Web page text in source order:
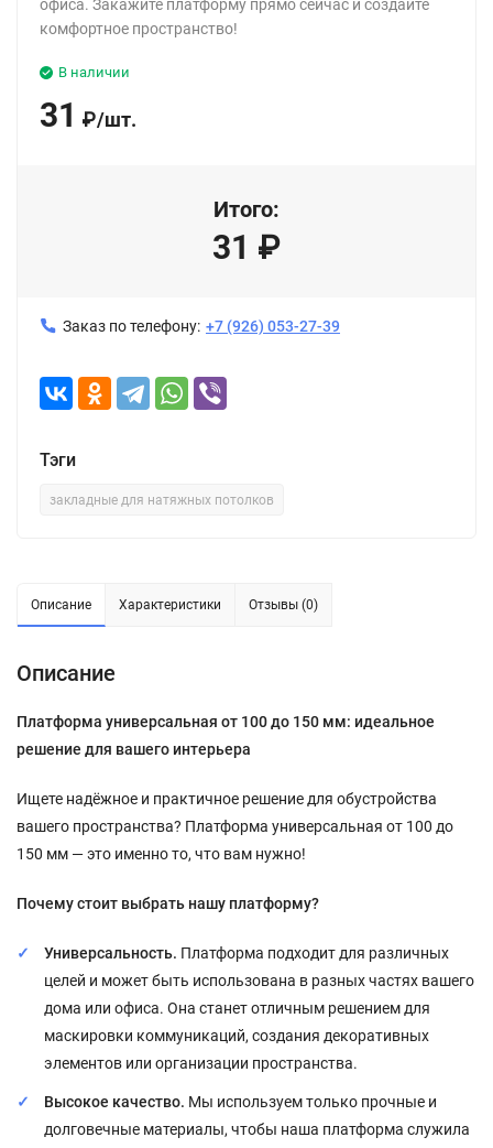
офиса. Закажите платформу прямо сейчас и создайте
комфортное пространство!
В наличии
31 ₽/шт.
Итого:
31 ₽
Заказ по телефону: +7 (926) 053-27-39
Тэги
закладные для натяжных потолков
Описание Характеристики Отзывы (0)
Описание
Платформа универсальная от 100 до 150 мм: идеальное
решение для вашего интерьера
Ищете надёжное и практичное решение для обустройства
вашего пространства? Платформа универсальная от 100 до
150 мм — это именно то, что вам нужно!
Почему стоит выбрать нашу платформу?
Универсальность. Платформа подходит для различных
целей и может быть использована в разных частях вашего
дома или офиса. Она станет отличным решением для
маскировки коммуникаций, создания декоративных
элементов или организации пространства.
Высокое качество. Мы используем только прочные и
долговечные материалы, чтобы наша платформа служила